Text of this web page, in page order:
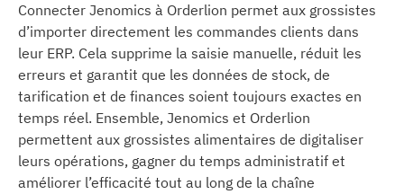
Connecter Jenomics à Orderlion permet aux grossistes
d’importer directement les commandes clients dans
leur ERP. Cela supprime la saisie manuelle, réduit les
erreurs et garantit que les données de stock, de
tarification et de finances soient toujours exactes en
temps réel. Ensemble, Jenomics et Orderlion
permettent aux grossistes alimentaires de digitaliser
leurs opérations, gagner du temps administratif et
améliorer l’efficacité tout au long de la chaîne